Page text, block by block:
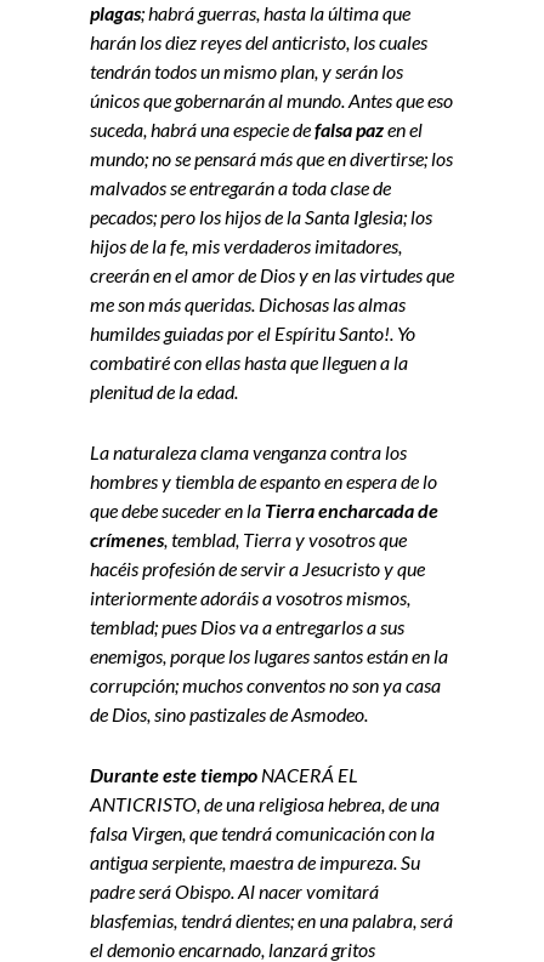
plagas; habrá guerras, hasta la última que
harán los diez reyes del anticristo, los cuales
tendrán todos un mismo plan, y serán los
únicos que gobernarán al mundo. Antes que eso
suceda, habrá una especie defalsa pazen el
mundo; no se pensará más que en divertirse; los
malvados se entregarán a toda clase de
pecados; pero los hijos de la Santa Iglesia; los
hijos de la fe, mis verdaderos imitadores,
creerán en el amor de Dios y en las virtudes que
me son más queridas. Dichosas las almas
humildes guiadas por el Espíritu Santo!. Yo
combatiré con ellas hasta que lleguen a la
plenitud de la edad.
La naturaleza clama venganza contra los
hombres y tiembla de espanto en espera de lo
que debe suceder en la Tierra encharcada de
crímenes , temblad, Tierra y vosotros que
hacéis profesión de servir a Jesucristo y que
interiormente adoráis a vosotros mismos,
temblad; pues Dios va a entregarlos a sus
enemigos, porque los lugares santos están en la
corrupción; muchos conventos no son ya casa
de Dios, sino pastizales de Asmodeo.
Durante este tiempo NACERÁ EL
ANTICRISTO, de una religiosa hebrea, de una
falsa Virgen, que tendrá comunicación con la
antigua serpiente, maestra de impureza. Su
padre será Obispo. Al nacer vomitará
blasfemias, tendrá dientes; en una palabra, será
el demonio encarnado, lanzará gritos